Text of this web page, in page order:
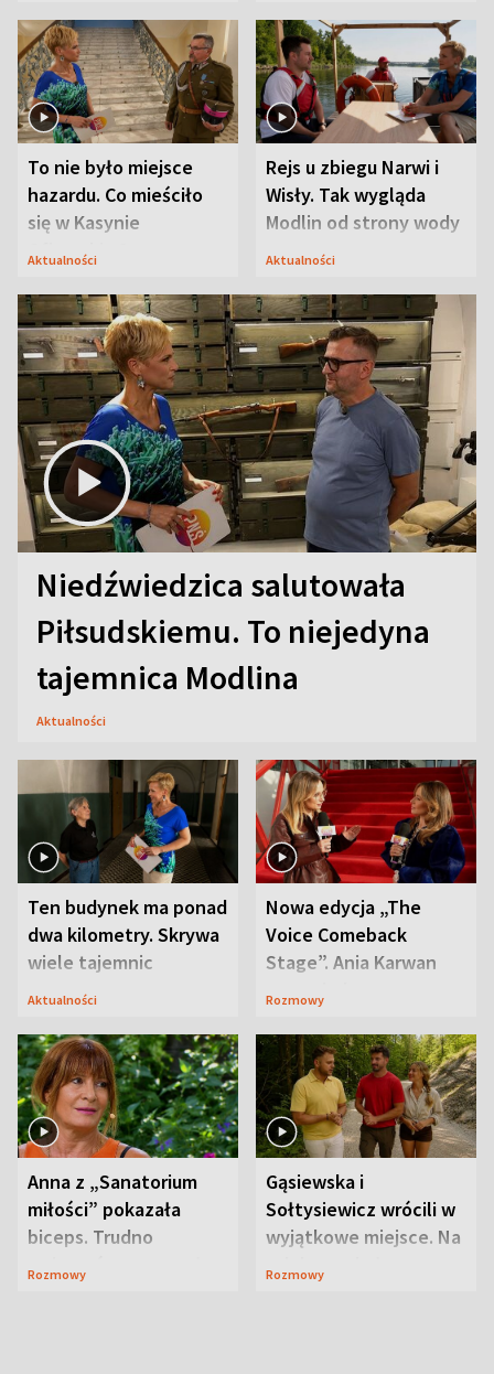
To nie było miejsce
hazardu. Co mieściło
się w Kasynie
Oficerskim?
Aktualności
Rejs u zbiegu Narwi i
Wisły. Tak wygląda
Modlin od strony wody
Aktualności
Niedźwiedzica salutowała
Piłsudskiemu. To niejedyna
tajemnica Modlina
Aktualności
Ten budynek ma ponad
dwa kilometry. Skrywa
wiele tajemnic
Aktualności
Nowa edycja „The
Voice Comeback
Stage”. Ania Karwan
zapowiada
Rozmowy
Anna z „Sanatorium
miłości” pokazała
biceps. Trudno
uwierzyć, co przeszła
Rozmowy
Gąsiewska i
Sołtysiewicz wrócili w
wyjątkowe miejsce. Na
szlaku czekał
Rozmowy